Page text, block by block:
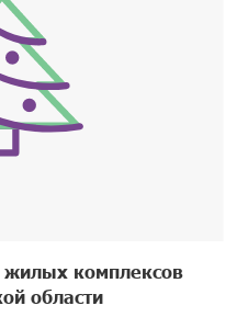
жилых комплексов
области